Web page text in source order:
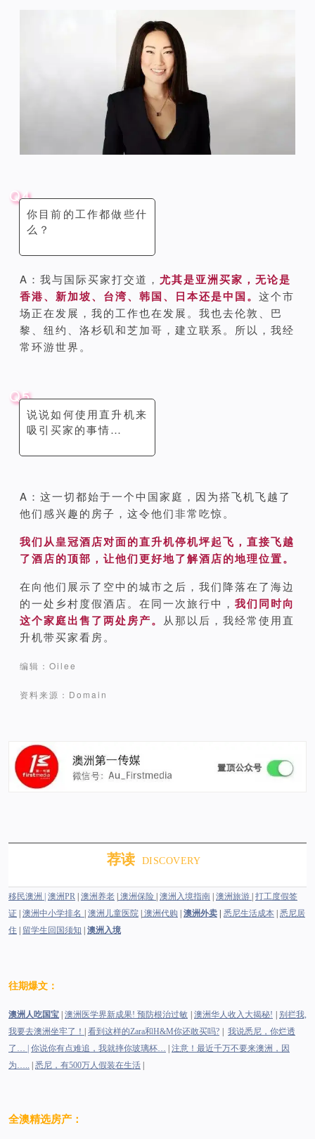
Q4
你目前的工作都做些什
么？
A：我与国际买家打交道， 尤其是亚洲买家，无论是
香港、新加坡、台湾、韩国、日本还是中国。 这个市
场正在发展，我的工作也在发展。我也去伦敦、巴
黎、纽约、洛杉矶和芝加哥，建立联系。所以，我经
常环游世界。
Q5
说说如何使用直升机来
吸引买家的事情…
A：这一切都始于一个中国家庭，因为搭飞机飞越了
他们感兴趣的房子，这令他们非常吃惊。
我们从皇冠酒店对面的直升机停机坪起飞，直接飞越
了酒店的顶部，让他们更好地了解酒店的地理位置。
在向他们展示了空中的城市之后，我们降落在了海边
的一处乡村度假酒店。在同一次旅行中， 我们同时向
这个家庭出售了两处房产。 从那以后，我经常使用直
升机带买家看房。
编辑：Oilee
资料来源：Domain
荐读 DISCOVERY
移民澳洲 | 澳洲PR | 澳洲养老 | 澳洲保险 | 澳洲入境指南 | 澳洲旅游 | 打工度假签
证 | 澳洲中小学排名 | 澳洲儿童医院 | 澳洲代购 | 澳洲外卖 | 悉尼生活成本 | 悉尼居
住 | 留学生回国须知 | 澳洲入境
往期爆文：
澳洲人吃国宝 | 澳洲医学界新成果! 预防根治过敏 | 澳洲华人收入大揭秘! | 别拦我,
我要去澳洲坐牢了！ | 看到这样的Zara和H&M你还敢买吗? | 我说悉尼，你烂透
了… | 你说你有点难追，我就摔你玻璃杯… | 注意！最近千万不要来澳洲，因
为…..
| 悉尼，有500万人假装在生活 |
全澳精选房产：